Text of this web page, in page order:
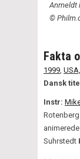
Anmeldt
©
Fakta
1999 USA,
Dansk
Instr:
Rotenberg
Suhrstedt